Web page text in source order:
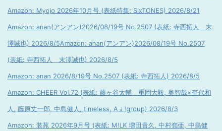
Amazon: Myojo 2026年10月号 (表紙特集: SixTONES) 2026/8/21
Amazon: anan(アンアン)2026/08/19号 No.2507 (表紙: 寺西拓人 末
澤誠也) 2026/8/5Amazon: anan(アンアン)2026/08/19号 No.2507
(表紙: 寺西拓人 末澤誠也) 2026/8/5
Amazon: anan 2026/8/19号 No.2507 (表紙: 寺西拓人) 2026/8/5
Amazon: CHEER Vol.72 (表紙: 藤ヶ谷太輔 重岡大毅, 奥智哉×杢代和
人, 藤原丈一郎, 中島健人, timeless, Aぇ!group) 2026/8/3
Amazon: 装苑 2026年9月号 (表紙: M!LK 増田貴久, 中村嶺亜, 中島健